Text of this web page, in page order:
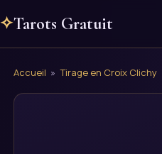
✧Tarots Gratuit
Accueil » Tirage en Croix Clichy